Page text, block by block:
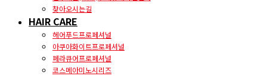
찾아오시는길
HAIR CARE
헤어푸드프로페셔널
아쿠아화이트프로페셔널
페라큐어프로페셔널
코스메아미노시리즈